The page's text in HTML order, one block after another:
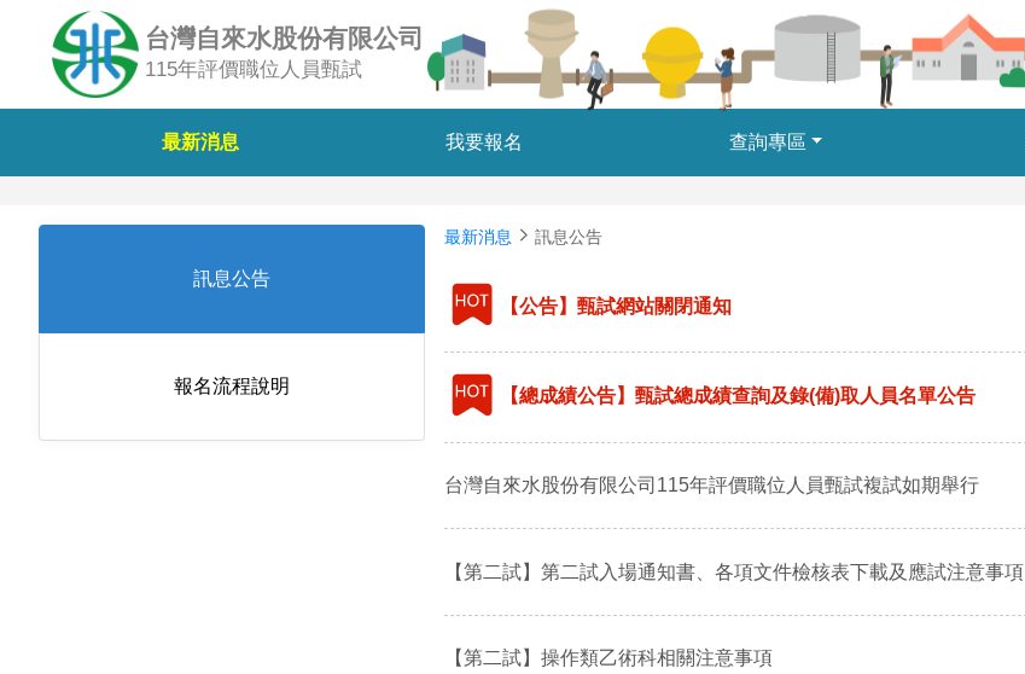
台灣自來水股份有限公司
115年評價職位人員甄試
最新消息 我要報名 查詢專區
訊息公告
報名流程說明
最新消息 訊息公告
【公告】甄試網站關閉通知
【總成績公告】甄試總成績查詢及錄(備)取人員名單公告
台灣自來水股份有限公司115年評價職位人員甄試複試如期舉行
【第二試】第二試入場通知書、各項文件檢核表下載及應試注意事項
【第二試】操作類乙術科相關注意事項